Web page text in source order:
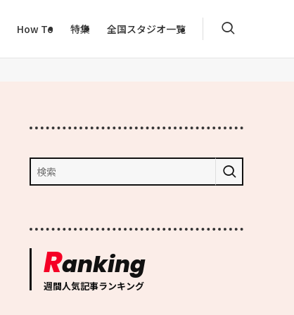
How To 特集 全国スタジオ一覧
Ranking
週間人気記事ランキング